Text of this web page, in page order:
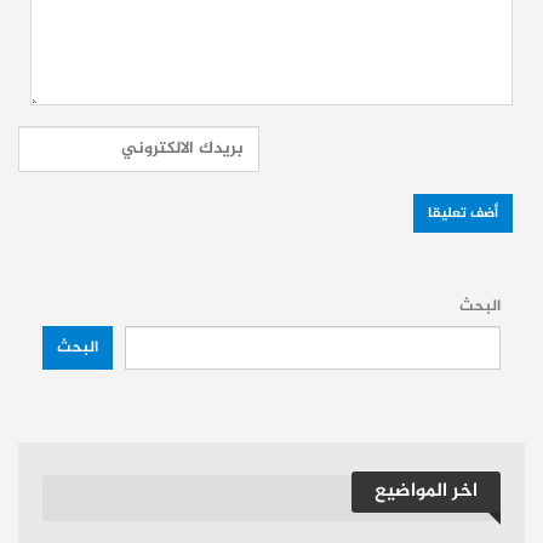
محمد صلاح
في المقابل، أهدر ثنائي أستراليا “هاري سوتار”
الترجيح التي حرمتهم سابقًا من برونزية أمم
أفريقيا وبطاقة مونديال 2022.
البحث
البحث
اخر المواضيع